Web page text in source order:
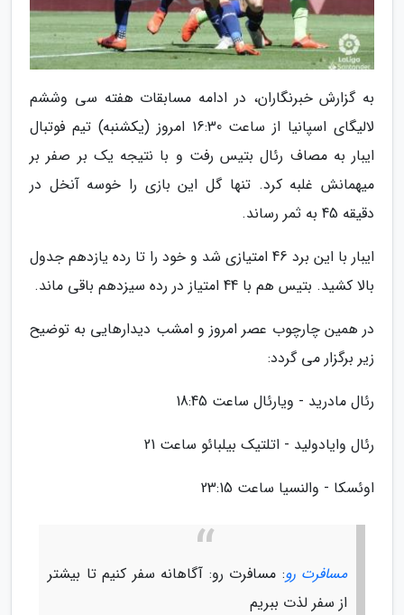
به گزارش خبرنگاران، در ادامه مسابقات هفته سی وششم
لالیگای اسپانیا از ساعت 16:30 امروز (یکشنبه) تیم فوتبال
ایبار به مصاف رئال بتیس رفت و با نتیجه یک بر صفر بر
میهمانش غلبه کرد. تنها گل این بازی را خوسه آنخل در
دقیقه 45 به ثمر رساند.
ایبار با این برد 46 امتیازی شد و خود را تا رده یازدهم جدول
بالا کشید. بتیس هم با 44 امتیاز در رده سیزدهم باقی ماند.
در همین چارچوب عصر امروز و امشب دیدارهایی به توضیح
زیر برگزار می گردد:
رئال مادرید - ویارئال ساعت 18:45
رئال وایادولید - اتلتیک بیلبائو ساعت 21
اوئسکا - والنسیا ساعت 23:15
مسافرت رو: مسافرت رو: آگاهانه سفر کنیم تا بیشتر
از سفر لذت ببریم